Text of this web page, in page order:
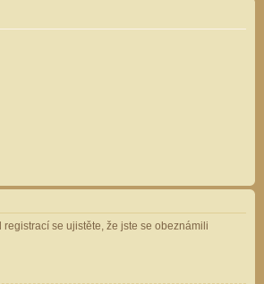
se ujistěte, že jste se obeznámili